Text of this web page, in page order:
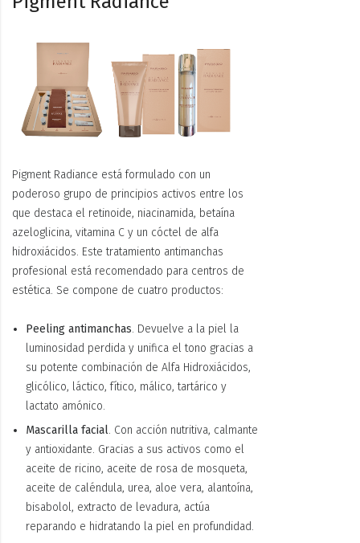
Pigment Radiance está formulado con un
poderoso grupo de principios activos entre los
que destaca el retinoide, niacinamida, betaína
azeloglicina, vitamina C y un cóctel de alfa
hidroxiácidos. Este tratamiento antimanchas
profesional está recomendado para centros de
estética. Se compone de cuatro productos:
Peeling antimanchas. Devuelve a la piel la
luminosidad perdida y unifica el tono gracias a
su potente combinación de Alfa Hidroxiácidos,
glicólico, láctico, fítico, málico, tartárico y
lactato amónico.
Mascarilla facial. Con acción nutritiva, calmante
y antioxidante. Gracias a sus activos como el
aceite de ricino, aceite de rosa de mosqueta,
aceite de caléndula, urea, aloe vera, alantoína,
bisabolol, extracto de levadura, actúa
reparando e hidratando la piel en profundidad.